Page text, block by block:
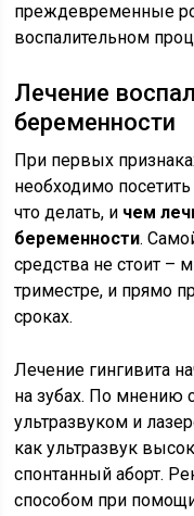
преждевременные
воспалительном
Лечение
беременности
При первых
необходимо
что делать, и чем
беременности.
средства не стоит –
триместре, и прямо
сроках.
Лечение гингивита
на зубах. По мнению
ультразвуком и
как ультразвук
спонтанный аборт.
способом при